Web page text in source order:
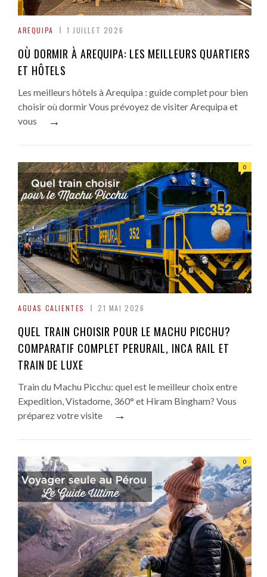
AREQUIPA 1 JUILLET 2026
OÙ DORMIR À AREQUIPA: LES MEILLEURS QUARTIERS
ET HÔTELS
Les meilleurs hôtels à Arequipa : guide complet pour bien
choisir où dormir Vous prévoyez de visiter Arequipa et
vous
→
0
AGUAS CALIENTES 21 MAI 2026
QUEL TRAIN CHOISIR POUR LE MACHU PICCHU?
COMPARATIF COMPLET PERURAIL, INCA RAIL ET
TRAIN DE LUXE
Train du Machu Picchu: quel est le meilleur choix entre
Expedition, Vistadome, 360° et Hiram Bingham? Vous
préparez votre visite
→
0